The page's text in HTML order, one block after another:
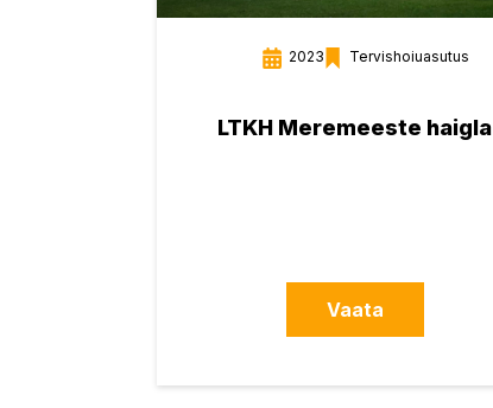
2023 Tervishoiuasutus
LTKH Meremeeste haigla
Vaata